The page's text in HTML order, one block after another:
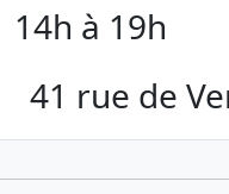
14h à 19h
41 rue de